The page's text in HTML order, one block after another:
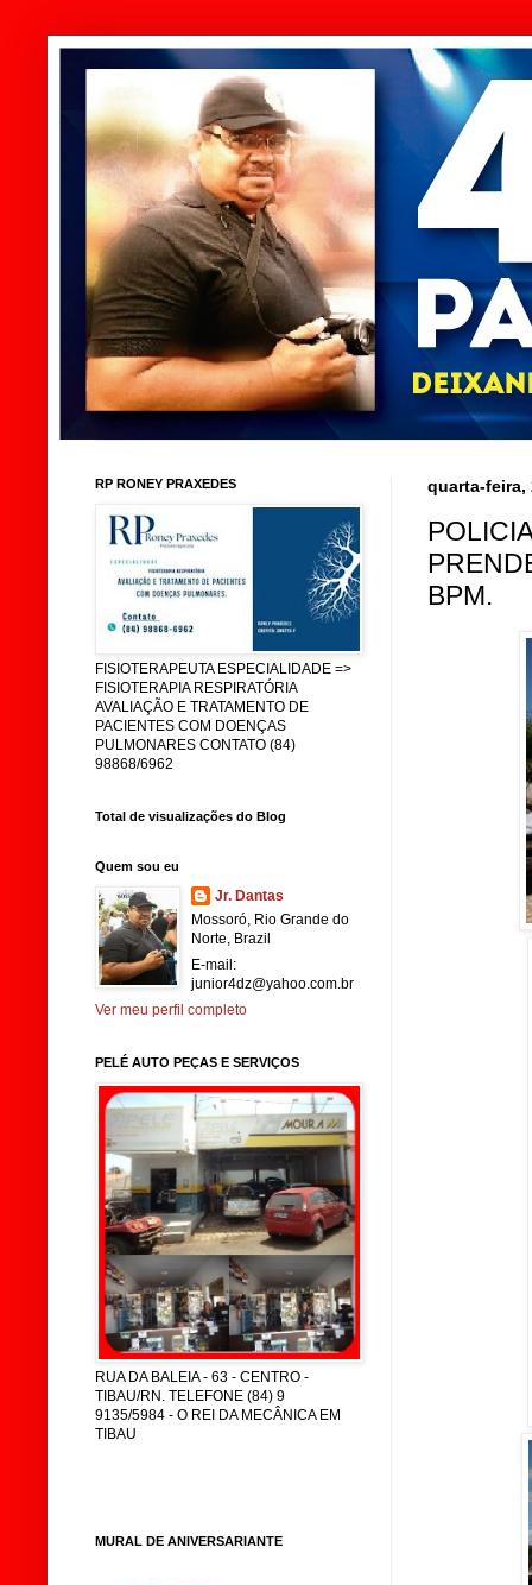
quarta-feira,
BPM.
RP RONEY PRAXEDES
FISIOTERAPEUTA ESPECIALIDADE =>
FISIOTERAPIA RESPIRATÓRIA
AVALIAÇÃO E TRATAMENTO DE
PACIENTES COM DOENÇAS
PULMONARES CONTATO (84)
98868/6962
Total de visualizações do Blog
Quem sou eu
Jr. Dantas
Mossoró, Rio Grande do
Norte, Brazil
E-mail:
junior4dz@yahoo.com.br
Ver meu perfil completo
PELÉ AUTO PEÇAS E SERVIÇOS
RUA DA BALEIA - 63 - CENTRO -
TIBAU/RN. TELEFONE (84) 9
9135/5984 - O REI DA MECÂNICA EM
TIBAU
MURAL DE ANIVERSARIANTE